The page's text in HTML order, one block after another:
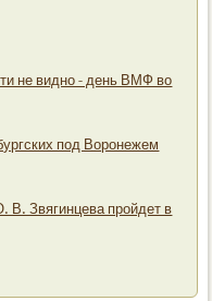
не видно - день ВМФ во
под Воронежем
В. Звягинцева пройдет в